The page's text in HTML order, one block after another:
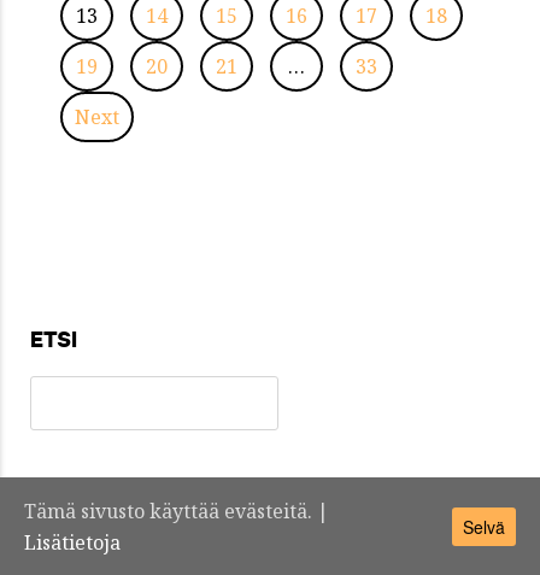
13
14 15 16 17
18
19
20 21 …
33
Next
ETSI
Teknosuomi.fi -Yhteystiedot
Tämä sivusto käyttää evästeitä. |
Lisätietoja
Selvä